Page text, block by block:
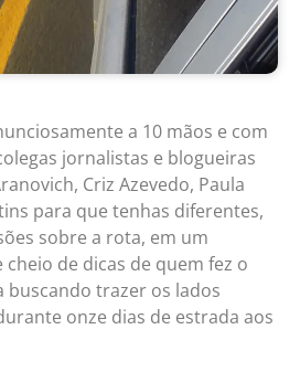
a 10 mãos e com
jornalistas e blogueiras
Criz Azevedo, Paula
para que tenhas diferentes,
sobre a rota, em um
de dicas de quem fez o
buscando trazer os lados
onze dias de estrada aos